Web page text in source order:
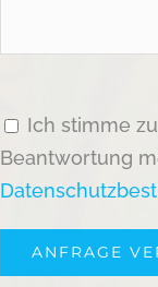
Ich stimme
Beantwortung